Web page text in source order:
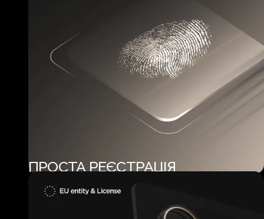
ПРОСТА РЕЄСТРАЦІЯ